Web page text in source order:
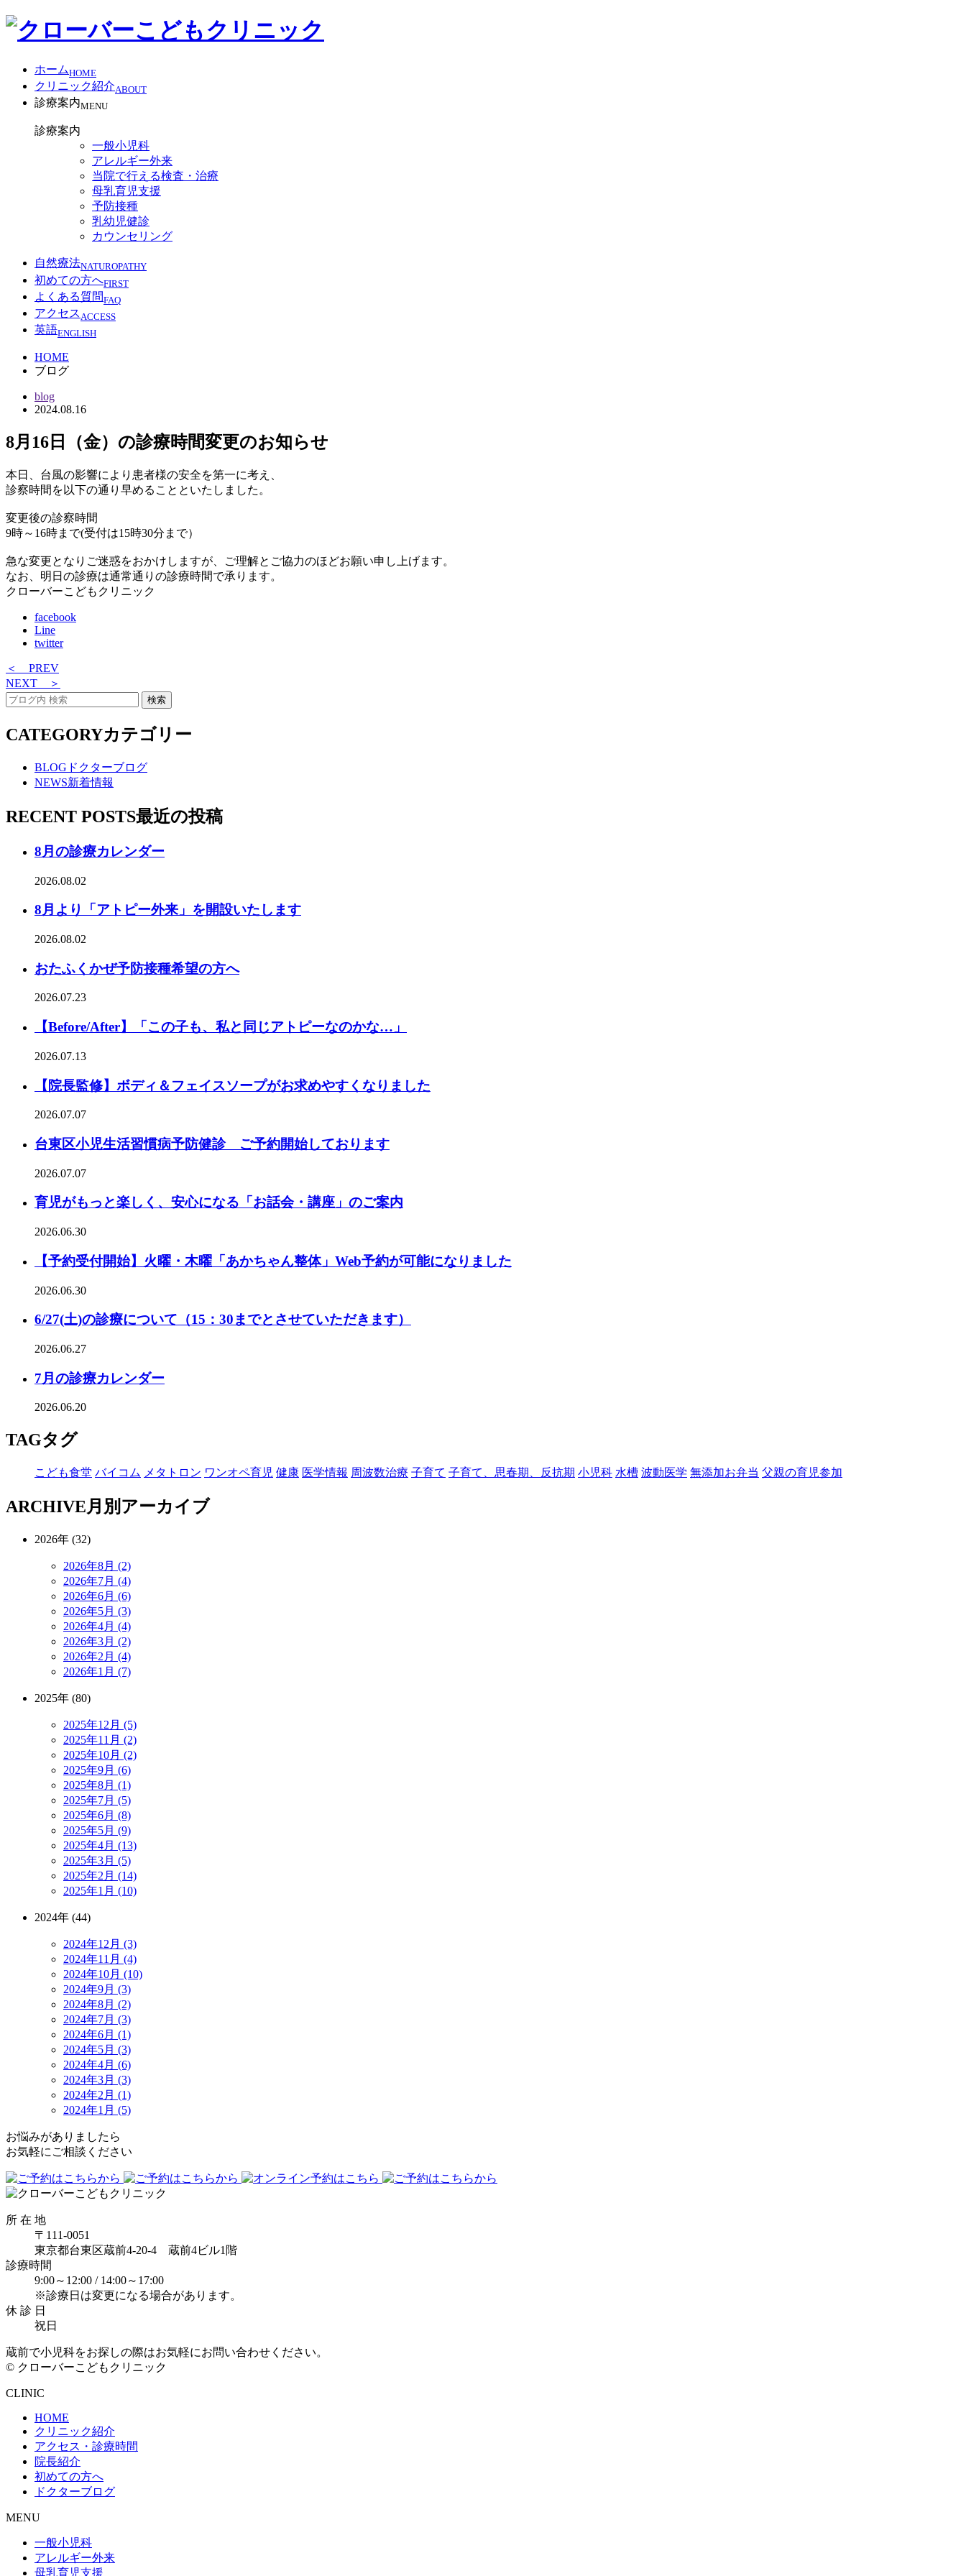
ホームHOME
クリニック紹介ABOUT
診療案内MENU
診療案内
一般小児科
アレルギー外来
当院で行える検査・治療
母乳育児支援
予防接種
乳幼児健診
カウンセリング
自然療法NATUROPATHY
初めての方へFIRST
よくある質問FAQ
アクセスACCESS
英語ENGLISH
HOME
ブログ
blog
2024.08.16
8月16日（金）の診療時間変更のお知らせ
本日、台風の影響により患者様の安全を第一に考え、
診察時間を以下の通り早めることといたしました。
変更後の診察時間
9時～16時まで(受付は15時30分まで）
急な変更となりご迷惑をおかけしますが、ご理解とご協力のほどお願い申し上げます。
なお、明日の診療は通常通りの診療時間で承ります。
クローバーこどもクリニック
facebook
Line
twitter
＜ PREV
NEXT ＞
CATEGORYカテゴリー
BLOG ドクターブログ
NEWS新着情報
RECENT POSTS最近の投稿
8月の診療カレンダー
2026.08.02
8月より「アトピー外来」を開設いたします
2026.08.02
おたふくかぜ予防接種希望の方へ
2026.07.23
【Before/After】「この子も、私と同じアトピーなのかな…」
2026.07.13
【院長監修】ボディ＆フェイスソープがお求めやすくなりました
2026.07.07
台東区小児生活習慣病予防健診 ご予約開始しております
2026.07.07
育児がもっと楽しく、安心になる「お話会・講座」のご案内
2026.06.30
【予約受付開始】火曜・木曜「あかちゃん整体」Web予約が可能になりました
2026.06.30
6/27(土)の診療について（15：30までとさせていただきます）
2026.06.27
7月の診療カレンダー
2026.06.20
TAGタグ
こども食堂 バイコム メタトロン ワンオペ育児 健康 医学情報 周波数治療 子育て 子育て、思春期、反抗期 小児科 水槽 波動医学 無添加お弁当 父親の育児参加
ARCHIVE月別アーカイブ
2026年 (32)
2026年8月 (2)
2026年7月 (4)
2026年6月 (6)
2026年5月 (3)
2026年4月 (4)
2026年3月 (2)
2026年2月 (4)
2026年1月 (7)
2025年 (80)
2025年12月 (5)
2025年11月 (2)
2025年10月 (2)
2025年9月 (6)
2025年8月 (1)
2025年7月 (5)
2025年6月 (8)
2025年5月 (9)
2025年4月 (13)
2025年3月 (5)
2025年2月 (14)
2025年1月 (10)
2024年 (44)
2024年12月 (3)
2024年11月 (4)
2024年10月 (10)
2024年9月 (3)
2024年8月 (2)
2024年7月 (3)
2024年6月 (1)
2024年5月 (3)
2024年4月 (6)
2024年3月 (3)
2024年2月 (1)
2024年1月 (5)
お悩みがありましたら
お気軽にご相談ください
所 在 地
〒111-0051
東京都台東区蔵前4-20-4 蔵前4ビル1階
診療時間
9:00～12:00 / 14:00～17:00
※診療日は変更になる場合があります。
休 診 日
祝日
蔵前で小児科をお探しの際はお気軽にお問い合わせください。
© クローバーこどもクリニック
CLINIC
HOME
クリニック紹介
アクセス・診療時間
院長紹介
初めての方へ
ドクターブログ
MENU
一般小児科
アレルギー外来
母乳育児支援